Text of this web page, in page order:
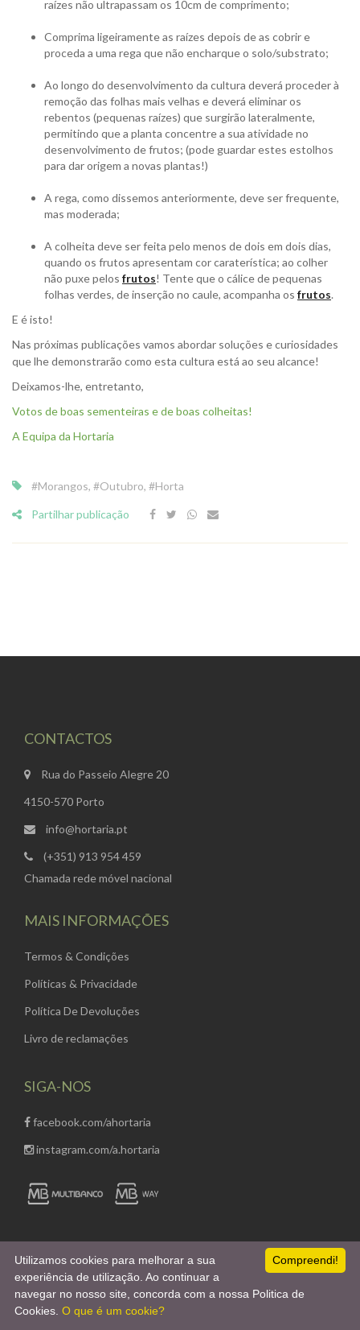
raízes não ultrapassam os 10cm de comprimento;
Comprima ligeiramente as raízes depois de as cobrir e
proceda a uma rega que não encharque o solo/substrato;
Ao longo do desenvolvimento da cultura deverá proceder à
remoção das folhas mais velhas e deverá eliminar os
rebentos (pequenas raízes) que surgirão lateralmente,
permitindo que a planta concentre a sua atividade no
desenvolvimento de frutos; (pode guardar estes estolhos
para dar origem a novas plantas!)
A rega, como dissemos anteriormente, deve ser frequente,
mas moderada;
A colheita deve ser feita pelo menos de dois em dois dias,
quando os frutos apresentam cor caraterística; ao colher
não puxe pelos frutos! Tente que o cálice de pequenas
folhas verdes, de inserção no caule, acompanha os frutos.
E é isto!
Nas próximas publicações vamos abordar soluções e curiosidades
que lhe demonstrarão como esta cultura está ao seu alcance!
Deixamos-lhe, entretanto,
Votos de boas sementeiras e de boas colheitas!
A Equipa da Hortaria
#Morangos, #Outubro, #Horta
Partilhar publicação
CONTACTOS
Rua do Passeio Alegre 20
4150-570 Porto
info@hortaria.pt
(+351) 913 954 459
Chamada rede móvel nacional
MAIS INFORMAÇÕES
Termos & Condições
Políticas & Privacidade
Política De Devoluções
Livro de reclamações
SIGA-NOS
facebook.com/ahortaria
instagram.com/a.hortaria
Empowered with byWebincode.com
all rights reserved ©
Compreendi!
Utilizamos cookies para melhorar a sua
experiência de utilização. Ao continuar a
navegar no nosso site, concorda com a nossa Politica de
Cookies. O que é um cookie?